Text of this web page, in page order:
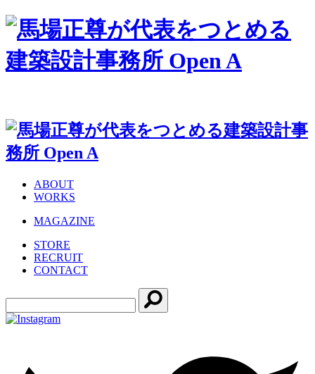
ABOUT
WORKS
MAGAZINE
STORE
RECRUIT
CONTACT